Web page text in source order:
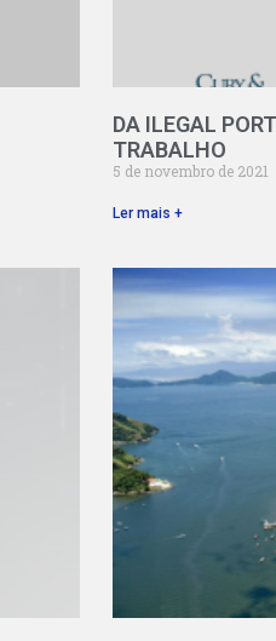
DA ILEGAL
TRABALHO
5 de novembro de 2021
Ler mais +